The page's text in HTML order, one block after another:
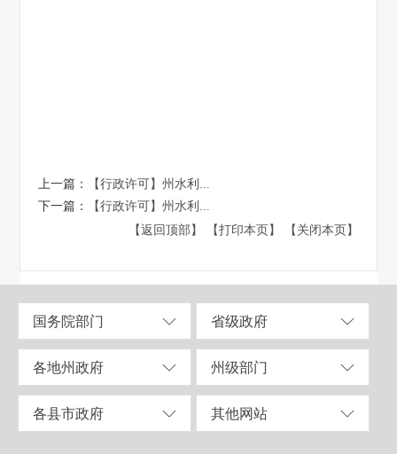
上一篇：
【行政许可】州水利...
下一篇：
【行政许可】州水利...
【返回顶部】
【打印本页】 【关闭本页】
国务院部门 省级政府
各地州政府 州级部门
各县市政府 其他网站